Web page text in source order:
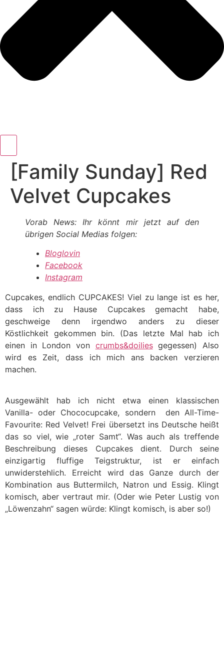
[Family Sunday] Red
Velvet Cupcakes
Vorab News: Ihr könnt mir jetzt auf den
übrigen Social Medias folgen:
Bloglovin
Facebook
Instagram
Cupcakes, endlich CUPCAKES! Viel zu lange ist es her,
dass ich zu Hause Cupcakes gemacht habe,
geschweige denn irgendwo anders zu dieser
Köstlichkeit gekommen bin. (Das letzte Mal hab ich
einen in London von crumbs&doiliesgegessen) Also
wird es Zeit, dass ich mich ans backen verzieren
machen.
Ausgewählt hab ich nicht etwa einen klassischen
Vanilla- oder Chococupcake, sondern den All-Time-
Favourite: Red Velvet! Frei übersetzt ins Deutsche heißt
das so viel, wie „roter Samt“. Was auch als treffende
Beschreibung dieses Cupcakes dient. Durch seine
einzigartig fluffige Teigstruktur, ist er einfach
unwiderstehlich. Erreicht wird das Ganze durch der
Kombination aus Buttermilch, Natron und Essig. Klingt
komisch, aber vertraut mir. (Oder wie Peter Lustig von
„Löwenzahn“ sagen würde: Klingt komisch, is aber so!)